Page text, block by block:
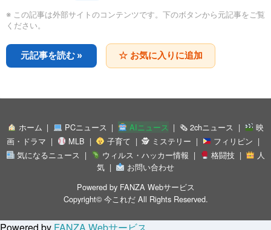
※ この記事は外部サイトのコンテンツです。下のボタンから元記事をご覧
ください。
元記事を読む » ☆ お気に入りに追加
ホーム PCニュース AIニュース 🗞 2chニュース
映
画・ドラマ
MLB 子育て 🕵 ミステリー
フィリピン
気になるニュース
ウィルス・ハッカー情報 格闘技
人
気
お問い合わせ
Powered by FANZA Webサービス
Copyright© 今これだAll Rights Reserved.
Powered by FANZA Webサービス